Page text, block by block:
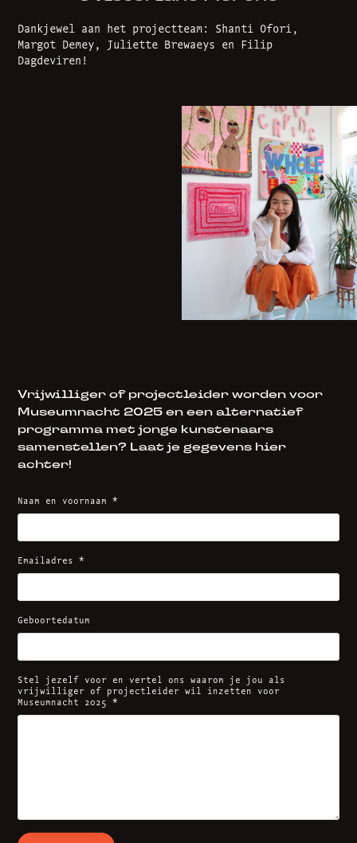
Dankjewel aan het projectteam: Shanti Ofori,
Margot Demey, Juliette Brewaeys en Filip
Dagdeviren!
Vrijwilliger of projectleider worden voor
Museumnacht 2025 en een alternatief
programma met jonge kunstenaars
samenstellen? Laat je gegevens hier
achter!​​​​​​​
Naam en voornaam *
Emailadres *
Geboortedatum
Stel jezelf voor en vertel ons waarom je jou als
vrijwilliger of projectleider wil inzetten voor
Museumnacht 2025 *